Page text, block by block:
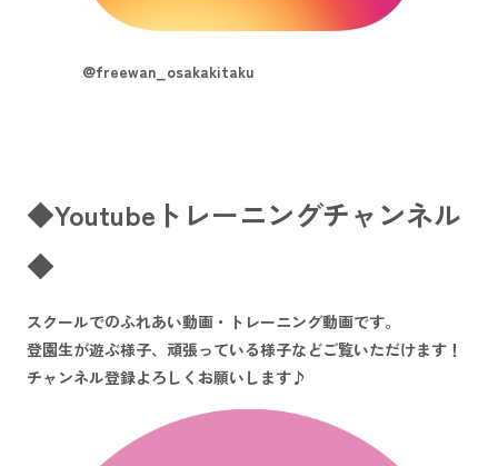
@freewan_osakakitaku
◆Youtubeトレーニングチャンネル
◆
スクールでのふれあい動画・トレーニング動画です。
登園生が遊ぶ様子、頑張っている様子などご覧いただけます！
チャンネル登録よろしくお願いします♪